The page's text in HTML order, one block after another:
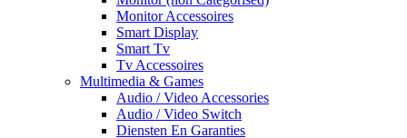
Monitor Accessoires
Smart Display
Smart Tv
Tv Accessoires
Multimedia & Games
Audio / Video Accessories
Audio / Video Switch
Diensten En Garanties